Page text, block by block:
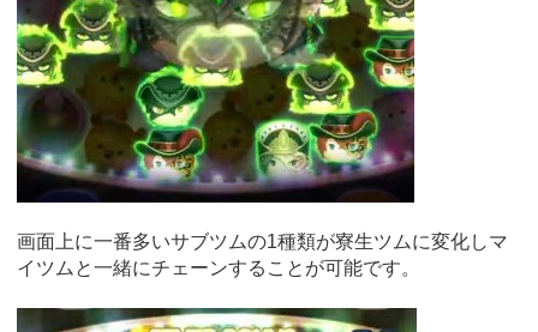
画面上に一番多いサブツムの1種類が寮生ツムに変化しマ
イツムと一緒にチェーンすることが可能です。